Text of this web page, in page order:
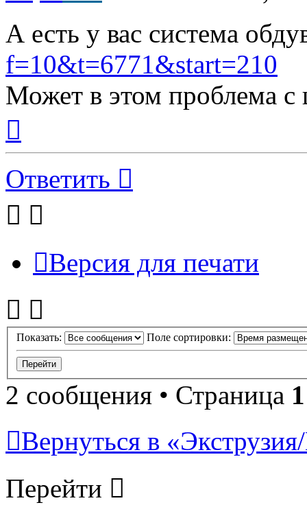
А есть у вас система
f=10&t=6771&start=210
Может в этом проблема
началу
Ответить
Версия для печати
Показать: Поле сортировки:
2 сообщения • Страница 1
Вернуться в
Перейти